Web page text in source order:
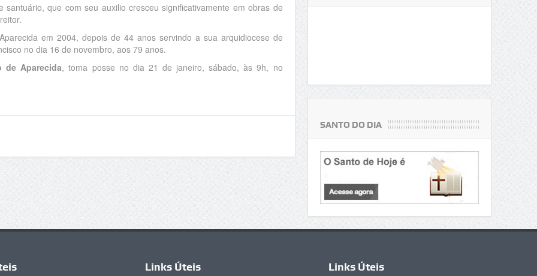
que com seu auxilio cresceu significativamente em obras de
em 2004, depois de 44 anos servindo a sua arquidiocese de
no dia 16 de novembro, aos 79 anos.
de Aparecida, toma posse no dia 21 de janeiro, sábado, às 9h, no
SANTO DO DIA
Links Úteis Links Úteis